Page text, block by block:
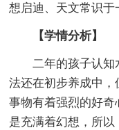
想启迪、天文常识于
【学情分析】
二年的孩子认知
法还在初步养成中
事物有着强烈的好
是充满着幻想，所